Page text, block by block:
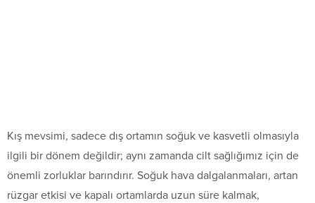
Kış mevsimi, sadece dış ortamın soğuk ve kasvetli olmasıyla
ilgili bir dönem değildir; aynı zamanda cilt sağlığımız için de
önemli zorluklar barındırır. Soğuk hava dalgalanmaları, artan
rüzgar etkisi ve kapalı ortamlarda uzun süre kalmak,